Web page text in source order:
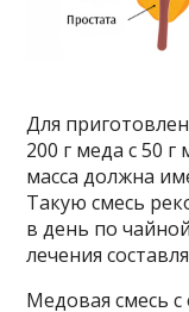
Для
200 г меда с 50
масса должна
Такую смесь
в день по
лечения
Медовая смесь